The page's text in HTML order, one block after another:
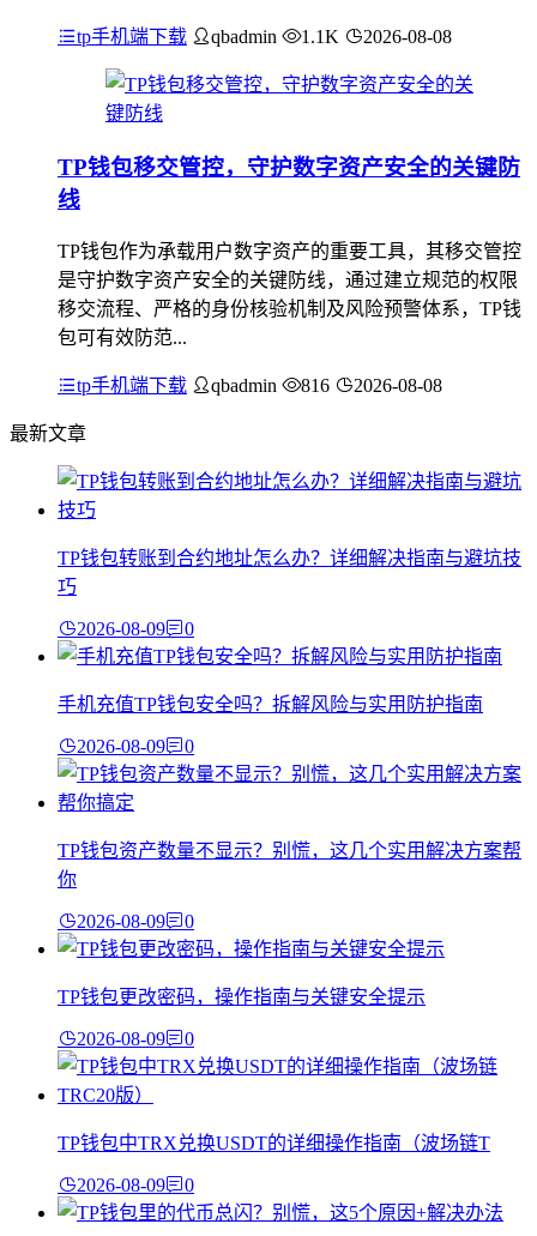
tp手机端下载 qbadmin 1.1K 2026-08-08
TP钱包移交管控，守护数字资产安全的关键防
线
TP钱包作为承载用户数字资产的重要工具，其移交管控
是守护数字资产安全的关键防线，通过建立规范的权限
移交流程、严格的身份核验机制及风险预警体系，TP钱
包可有效防范...
tp手机端下载 qbadmin 816 2026-08-08
最新文章
TP钱包转账到合约地址怎么办？详细解决指南与避坑技
巧
2026-08-09 0
手机充值TP钱包安全吗？拆解风险与实用防护指南
2026-08-09 0
TP钱包资产数量不显示？别慌，这几个实用解决方案帮
你
2026-08-09 0
TP钱包更改密码，操作指南与关键安全提示
2026-08-09 0
TP钱包中TRX兑换USDT的详细操作指南（波场链T
2026-08-09 0